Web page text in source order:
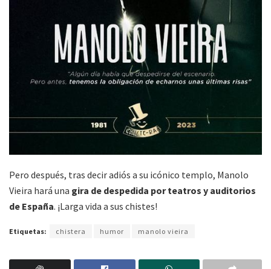
Pero después, tras decir adiós a su icónico templo, Manolo
Vieira hará una gira de despedida por teatros y auditorios
de España. ¡Larga vida a sus chistes!
Etiquetas: chistera humor manolo vieira